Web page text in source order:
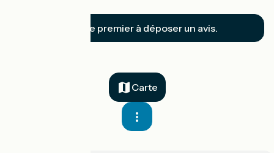
Soyez le premier à déposer un avis.
Carte